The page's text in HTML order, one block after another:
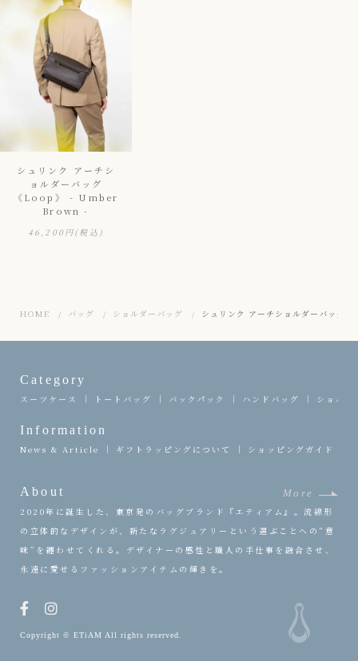
シュリンク アーチシ
ョルダーバッグ
《Loop》 - Umber
Brown -
46,200円(税込)
HOME バッグ ショルダーバッグ シュリンク アーチショルダーバッグ
About
More
2020年に誕生した、東京発のバッグブランド『エティアム』。流線形
の立体的なデザインが、新たなラグジュアリーという選ぶことへの“意
味”を纏わせてくれる。デザイナーの感性と職人の手仕事を融合させ、
永遠に愛せるファッションアイテムの輝きを。
Information
News & Article ギフトラッピングについて ショッピングガイド
Category
スーツケース トートバッグ バックパック ハンドバッグ ショル
Copyright © ETiAM All rights reserved.